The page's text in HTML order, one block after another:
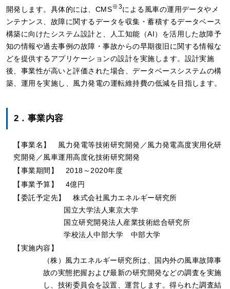
開発します。具体的には、CMS※3による風車の運用データやメ
ンテナンス、故障に関するデータを収集・蓄積するデータベース
構築に向けたシステム設計と、人工知能（AI）を活用した故障予
知の情報や過去事例の故障・事故からの早期復旧に関する情報な
どを提供するアプリケーションの設計を実施します。設計実施
後、事業性が高いと評価された場合、データベースシステムの構
築、運用を実施し、風力発電の運転維持費の低減を目指します。
2．事業内容
【事業名】 風力発電等技術研究開発／風力発電高度実用化研
究開発／風車運用高度化技術研究開発
【事業期間】 2018～2020年度
【事業予算】 4億円
【委託予定先】 株式会社風力エネルギー研究所
国立大学法人東京大学
国立研究開発法人産業技術総合研究所
学校法人中部大学 中部大学
【実施内容】
（株）風力エネルギー研究所は、国内外の風車故障事
故の実態把握および最新の研究開発などの調査を実施
し、技術委員会を設置、運営します。得られた調査結